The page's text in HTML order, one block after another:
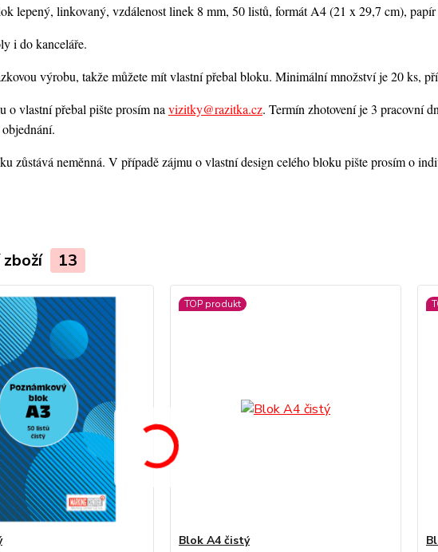
lepený, linkovaný, vzdálenost linek 8 mm, 50 listů, formát A4 (21 x 29,7 cm),
i do kanceláře.
výrobu, takže můžete mít vlastní přebal bloku. Minimální množství je 20 ks,
o vlastní přebal pište prosím na vizitky@razitka.cz. Termín zhotovení je 3 pracovní
zůstává neměnná. V případě zájmu o vlastní design celého bloku pište prosím o
zboží 13
TOP produkt
Blok A4 čistý